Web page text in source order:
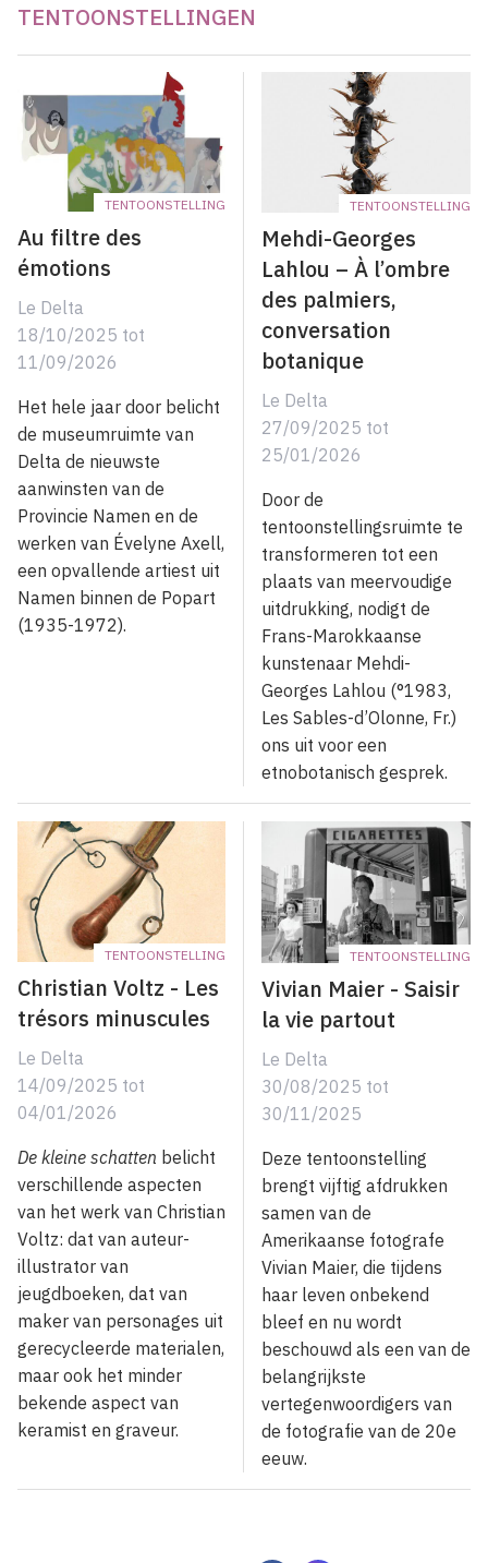
TENTOONSTELLINGEN
TENTOONSTELLING
Au filtre des
émotions
Le Delta
18/10/2025 tot
11/09/2026
Het hele jaar door belicht
de museumruimte van
Delta de nieuwste
aanwinsten van de
Provincie Namen en de
werken van Évelyne Axell,
een opvallende artiest uit
Namen binnen de Popart
(1935-1972).
TENTOONSTELLING
Mehdi-Georges
Lahlou – À l’ombre
des palmiers,
conversation
botanique
Le Delta
27/09/2025 tot
25/01/2026
Door de
tentoonstellingsruimte te
transformeren tot een
plaats van meervoudige
uitdrukking, nodigt de
Frans-Marokkaanse
kunstenaar Mehdi-
Georges Lahlou (°1983,
Les Sables-d’Olonne, Fr.)
ons uit voor een
etnobotanisch gesprek.
TENTOONSTELLING
Christian Voltz - Les
trésors minuscules
Le Delta
14/09/2025 tot
04/01/2026
De kleine schatten belicht
verschillende aspecten
van het werk van Christian
Voltz: dat van auteur-
illustrator van
jeugdboeken, dat van
maker van personages uit
gerecycleerde materialen,
maar ook het minder
bekende aspect van
keramist en graveur.
TENTOONSTELLING
Vivian Maier - Saisir
la vie partout
Le Delta
30/08/2025 tot
30/11/2025
Deze tentoonstelling
brengt vijftig afdrukken
samen van de
Amerikaanse fotografe
Vivian Maier, die tijdens
haar leven onbekend
bleef en nu wordt
beschouwd als een van de
belangrijkste
vertegenwoordigers van
de fotografie van de 20e
eeuw.